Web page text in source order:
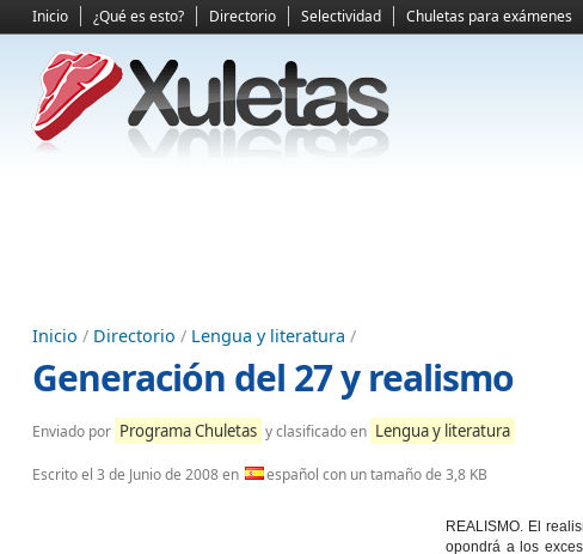
Inicio ¿Qué es esto? Directorio Selectividad Chuletas para exámenes
Inicio / Directorio / Lengua y literatura /
Generación del 27 y realismo
Enviado por Programa Chuletas y clasificado en Lengua y literatura
Escrito el 3 de Junio de 2008en español con un tamaño de 3,8 KB
REALISMO. El
opondrá a los